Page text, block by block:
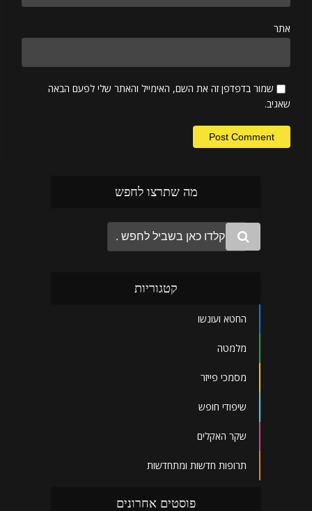
אתר
שמור בדפדפן זה את השם, האימייל והאתר שלי לפעם הבאה
שאגיב.
מה שתרצו לחפש
קטגוריות
החטא ועונשו
מלמטה
מסמכי פייזר
שיפודי חופש
שקר האקלים
תרופות חדשות ומתחדשות
פוסטים אחרונים